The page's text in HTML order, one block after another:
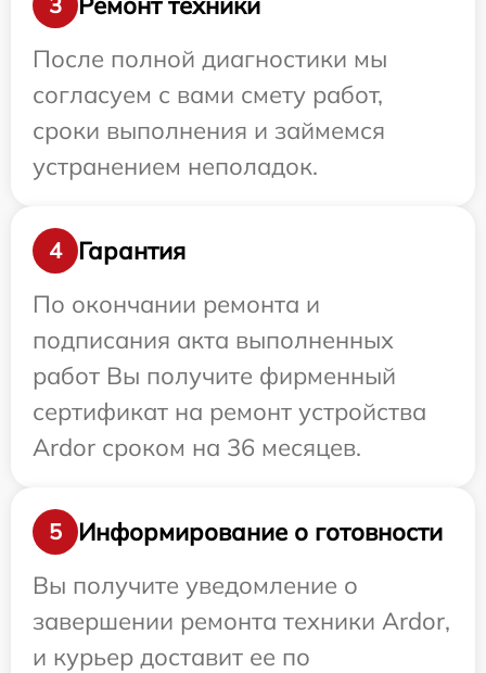
После полной диагностики мы
согласуем с вами смету работ,
сроки выполнения и займемся
устранением неполадок.
4
Гарантия
По окончании ремонта и
подписания акта выполненных
работ Вы получите фирменный
сертификат на ремонт устройства
Ardor сроком на 36 месяцев.
5
Информирование о готовности
Вы получите уведомление о
завершении ремонта техники Ardor,
и курьер доставит ее по